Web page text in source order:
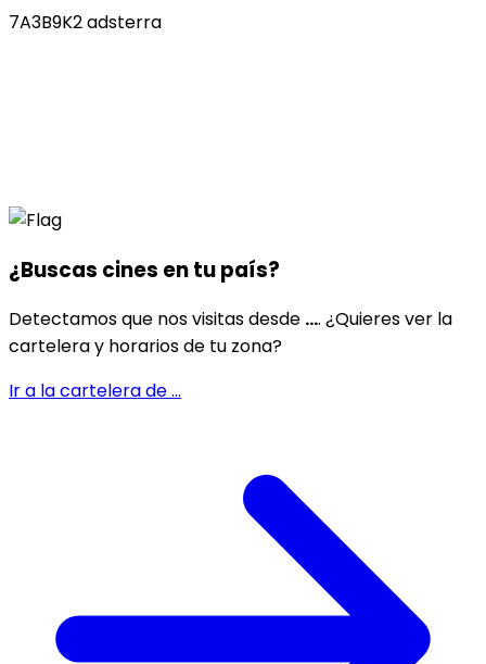
7A3B9K2 adsterra
¿Buscas cines entu país?
Detectamos que nos visitas desde .... ¿Quieres ver la
cartelera y horarios de tu zona?
Ir a la cartelera de...